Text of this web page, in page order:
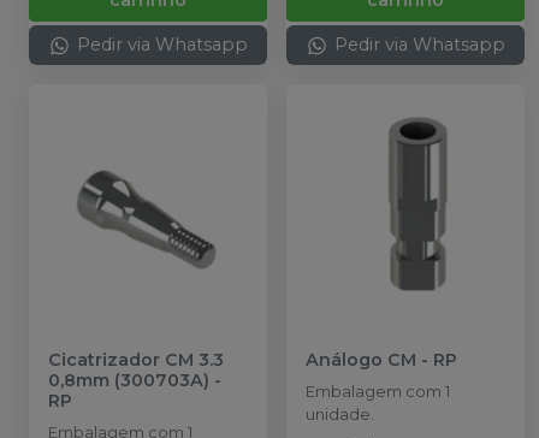
Pedir via Whatsapp Pedir via Whatsapp
Cicatrizador CM 3.3
0,8mm (300703A) -
RP
Embalagem com 1
Análogo CM - RP
Embalagem com 1
unidade.